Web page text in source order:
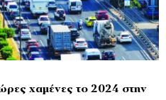
χαμένες το 2024 στην